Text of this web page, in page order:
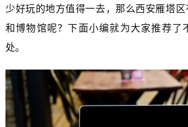
少好玩的地方值得一去，那么西安雁塔区
和博物馆呢？下面小编就为大家推荐了
处。